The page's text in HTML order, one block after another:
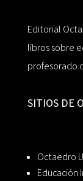
Editorial
libros sobre
profesorado
SITIOS DE
Octaedro
Educación